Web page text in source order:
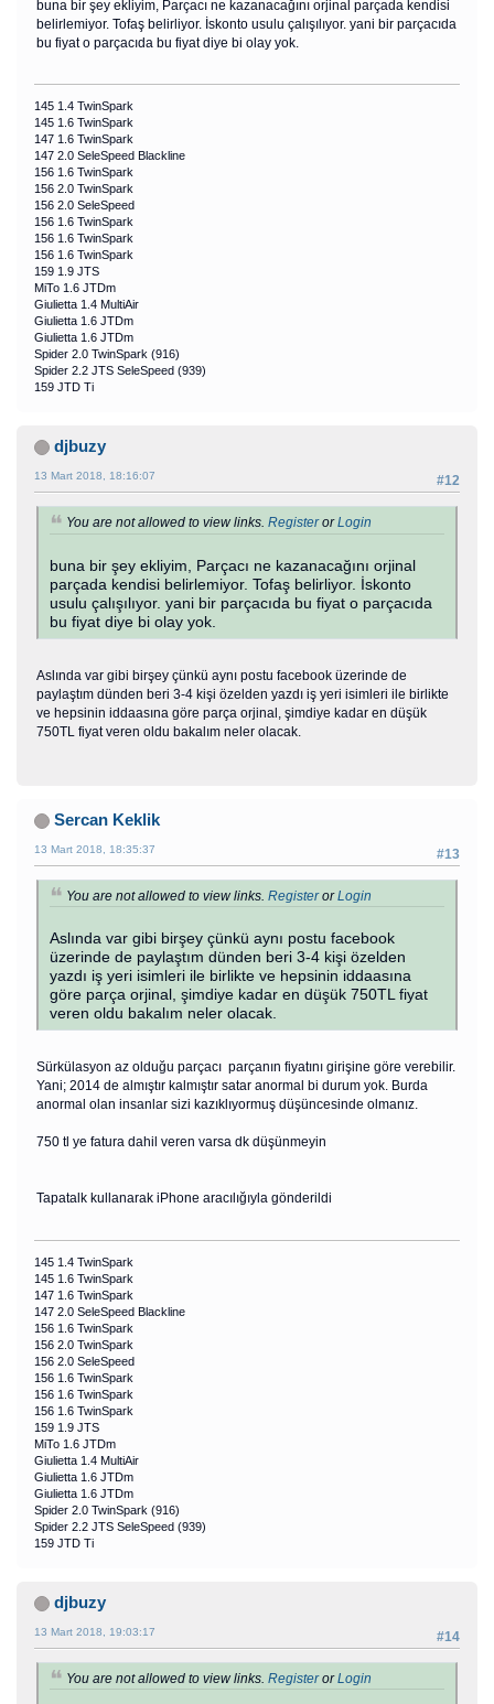
buna bir şey ekliyim, Parçacı ne kazanacağını orjinal parçada kendisi
belirlemiyor. Tofaş belirliyor. İskonto usulu çalışılıyor. yani bir parçacıda
bu fiyat o parçacıda bu fiyat diye bi olay yok.
145 1.4 TwinSpark
145 1.6 TwinSpark
147 1.6 TwinSpark
147 2.0 SeleSpeed Blackline
156 1.6 TwinSpark
156 2.0 TwinSpark
156 2.0 SeleSpeed
156 1.6 TwinSpark
156 1.6 TwinSpark
156 1.6 TwinSpark
159 1.9 JTS
MiTo 1.6 JTDm
Giulietta 1.4 MultiAir
Giulietta 1.6 JTDm
Giulietta 1.6 JTDm
Spider 2.0 TwinSpark (916)
Spider 2.2 JTS SeleSpeed (939)
159 JTD Ti
djbuzy
#12
13 Mart 2018, 18:16:07
You are not allowed to view links. RegisterorLogin
buna bir şey ekliyim, Parçacı ne kazanacağını orjinal
parçada kendisi belirlemiyor. Tofaş belirliyor. İskonto
usulu çalışılıyor. yani bir parçacıda bu fiyat o parçacıda
bu fiyat diye bi olay yok.
Aslında var gibi birşey çünkü aynı postu facebook üzerinde de
paylaştım dünden beri 3-4 kişi özelden yazdı iş yeri isimleri ile birlikte
ve hepsinin iddaasına göre parça orjinal, şimdiye kadar en düşük
750TL fiyat veren oldu bakalım neler olacak.
Sercan Keklik
#13
13 Mart 2018, 18:35:37
You are not allowed to view links. RegisterorLogin
Aslında var gibi birşey çünkü aynı postu facebook
üzerinde de paylaştım dünden beri 3-4 kişi özelden
yazdı iş yeri isimleri ile birlikte ve hepsinin iddaasına
göre parça orjinal, şimdiye kadar en düşük 750TL fiyat
veren oldu bakalım neler olacak.
Sürkülasyon az olduğu parçacı parçanın fiyatını girişine göre verebilir.
Yani; 2014 de almıştır kalmıştır satar anormal bi durum yok. Burda
anormal olan insanlar sizi kazıklıyormuş düşüncesinde olmanız.
750 tl ye fatura dahil veren varsa dk düşünmeyin
Tapatalk kullanarak iPhone aracılığıyla gönderildi
145 1.4 TwinSpark
145 1.6 TwinSpark
147 1.6 TwinSpark
147 2.0 SeleSpeed Blackline
156 1.6 TwinSpark
156 2.0 TwinSpark
156 2.0 SeleSpeed
156 1.6 TwinSpark
156 1.6 TwinSpark
156 1.6 TwinSpark
159 1.9 JTS
MiTo 1.6 JTDm
Giulietta 1.4 MultiAir
Giulietta 1.6 JTDm
Giulietta 1.6 JTDm
Spider 2.0 TwinSpark (916)
Spider 2.2 JTS SeleSpeed (939)
159 JTD Ti
djbuzy
#14
13 Mart 2018, 19:03:17
You are not allowed to view links. RegisterorLogin